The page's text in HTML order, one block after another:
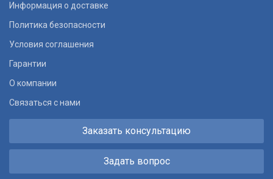
Информация о доставке
Политика безопасности
Условия соглашения
Гарантии
О компании
Связаться с нами
Заказать консультацию
Задать вопрос